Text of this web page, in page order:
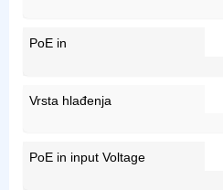
PoE in
Vrsta hlađenja
PoE in input Voltage